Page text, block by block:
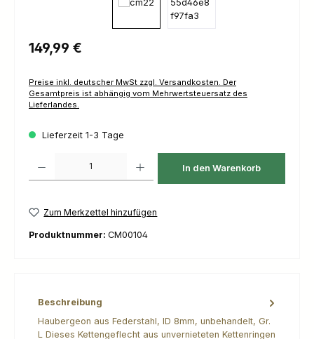
Regulärer Preis:
149,99 €
Preise inkl. deutscher MwSt zzgl. Versandkosten. Der
Gesamtpreis ist abhängig vom Mehrwertsteuersatz des
Lieferlandes.
Lieferzeit 1-3 Tage
In den Warenkorb
Zum Merkzettel hinzufügen
Produktnummer: CM00104
Beschreibung
Haubergeon aus Federstahl, ID 8mm, unbehandelt, Gr.
L Dieses Kettengeflecht aus unvernieteten Kettenringen